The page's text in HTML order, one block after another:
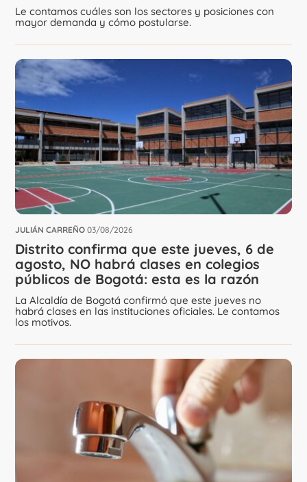
Le contamos cuáles son los sectores y posiciones con
mayor demanda y cómo postularse.
JULIÁN CARREÑO 03/08/2026
Distrito confirma que este jueves, 6 de
agosto, NO habrá clases en colegios
públicos de Bogotá: esta es la razón
La Alcaldía de Bogotá confirmó que este jueves no
habrá clases en las instituciones oficiales. Le contamos
los motivos.